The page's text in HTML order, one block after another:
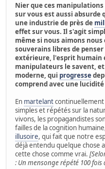
Nier que ces
sur vous est aussi absurde
une industrie de près de
effet sur vous. Il s'agit
même si nous aimons
souverains libres de
extérieure, l'esprit humain
manipulateurs le savent,
moderne, qui progresse
comprend avec une
En martelant
simples et répétés sur la
vivons, les propagandistes
failles de la cognition
illusoire, qui fait que notre
déjà entendu quelque chose
cette chose comme vrai.
: Un mensonge répété 100 fois